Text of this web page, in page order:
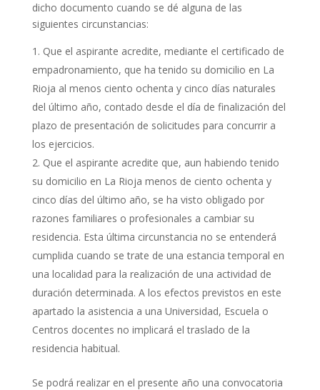
dicho documento cuando se dé alguna de las
siguientes circunstancias:
Que el aspirante acredite, mediante el certificado de
empadronamiento, que ha tenido su domicilio en La
Rioja al menos ciento ochenta y cinco días naturales
del último año, contado desde el día de finalización del
plazo de presentación de solicitudes para concurrir a
los ejercicios.
Que el aspirante acredite que, aun habiendo tenido
su domicilio en La Rioja menos de ciento ochenta y
cinco días del último año, se ha visto obligado por
razones familiares o profesionales a cambiar su
residencia. Esta última circunstancia no se entenderá
cumplida cuando se trate de una estancia temporal en
una localidad para la realización de una actividad de
duración determinada. A los efectos previstos en este
apartado la asistencia a una Universidad, Escuela o
Centros docentes no implicará el traslado de la
residencia habitual.
Se podrá realizar en el presente año una convocatoria